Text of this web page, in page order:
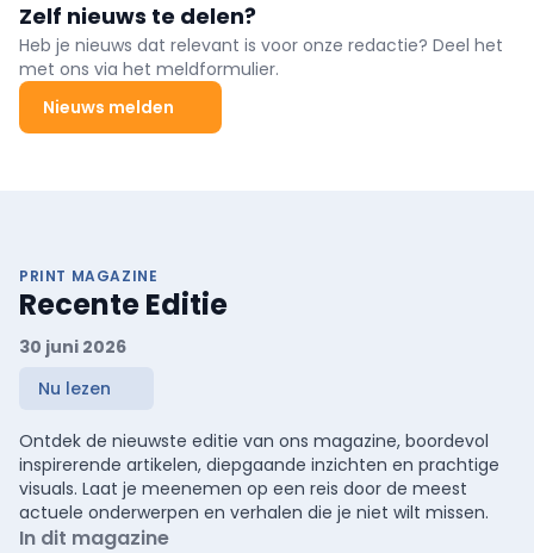
Zelf nieuws te delen?
Heb je nieuws dat relevant is voor onze redactie? Deel het
met ons via het meldformulier.
Nieuws melden
PRINT MAGAZINE
Recente Editie
30 juni 2026
Nu lezen
Ontdek de nieuwste editie van ons magazine, boordevol
inspirerende artikelen, diepgaande inzichten en prachtige
visuals. Laat je meenemen op een reis door de meest
actuele onderwerpen en verhalen die je niet wilt missen.
In dit magazine